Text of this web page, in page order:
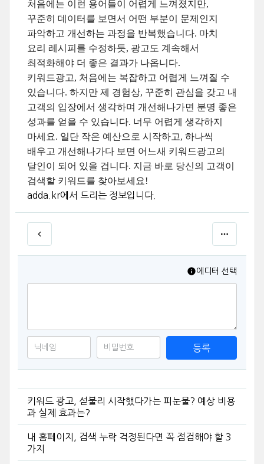
처음에는 이런 용어들이 어렵게 느껴졌지만,
꾸준히 데이터를 보면서 어떤 부분이 문제인지
파악하고 개선하는 과정을 반복했습니다. 마치
요리 레시피를 수정하듯, 광고도 계속해서
최적화해야 더 좋은 결과가 나옵니다.
키워드광고, 처음에는 복잡하고 어렵게 느껴질 수
있습니다. 하지만 제 경험상, 꾸준히 관심을 갖고 내
고객의 입장에서 생각하며 개선해나가면 분명 좋은
성과를 얻을 수 있습니다. 너무 어렵게 생각하지
마세요. 일단 작은 예산으로 시작하고, 하나씩
배우고 개선해나가다 보면 어느새 키워드광고의
달인이 되어 있을 겁니다. 지금 바로 당신의 고객이
검색할 키워드를 찾아보세요!
adda.kr에서 드리는 정보입니다.
에디터 선택
등록
키워드 광고, 섣불리 시작했다가는 피눈물? 예상 비용
과 실제 효과는?
내 홈페이지, 검색 누락 걱정된다면 꼭 점검해야 할 3
가지